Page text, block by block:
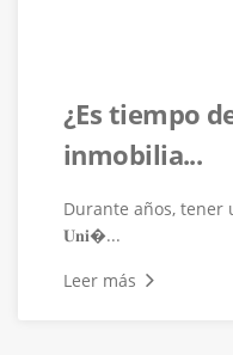
¿Es tiempo
inmobilia...
Durante años, tener
𝐔𝐧𝐢�...
Leer más